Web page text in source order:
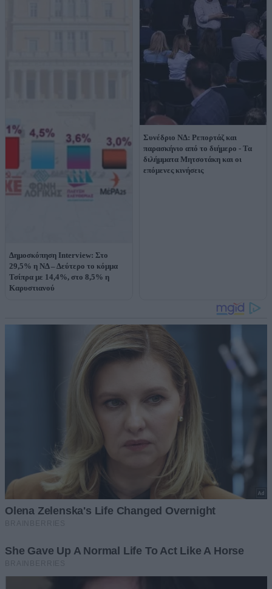
Δημοσκόπηση Interview: Στο
29,5% η ΝΔ – Δεύτερο το κόμμα
Τσίπρα με 14,4%, στο 8,5% η
Καρυστιανού
Συνέδριο ΝΔ: Ρεπορτάζ και
παρασκήνιο από το διήμερο - Τα
διλήμματα Μητσοτάκη και οι
επόμενες κινήσεις